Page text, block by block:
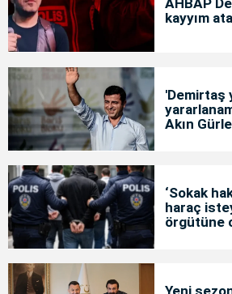
AHBAP
kayyım
'Demirtaş
Akın
‘Sokak
haraç
örgütüne
Yeni